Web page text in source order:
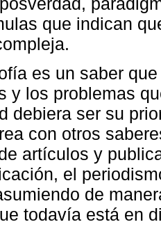
que indican
es un saber
y los problemas
debiera ser su
con otros
artículos y
el
de
todavía está en